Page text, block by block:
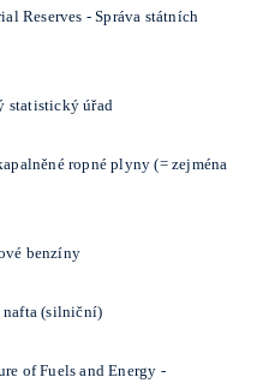
Reserves - Správa státních
statistický úřad
ropné plyny (= zejména
benzíny
nafta (silniční)
of Fuels and Energy -